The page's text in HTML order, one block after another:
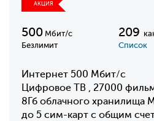
АКЦИЯ
500 Мбит/с
Безлимит
209
Список
Интернет 500 Мбит/с
Цифровое ТВ , 27000
8Гб облачного хранилища
до 5 сим-карт с общим